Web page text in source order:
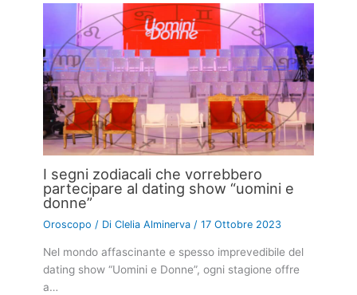
I segni zodiacali che vorrebbero
partecipare al dating show “uomini e
donne”
Oroscopo / DiClelia Alminerva /17 Ottobre 2023
Nel mondo affascinante e spesso imprevedibile del
dating show “Uomini e Donne”, ogni stagione offre
a…